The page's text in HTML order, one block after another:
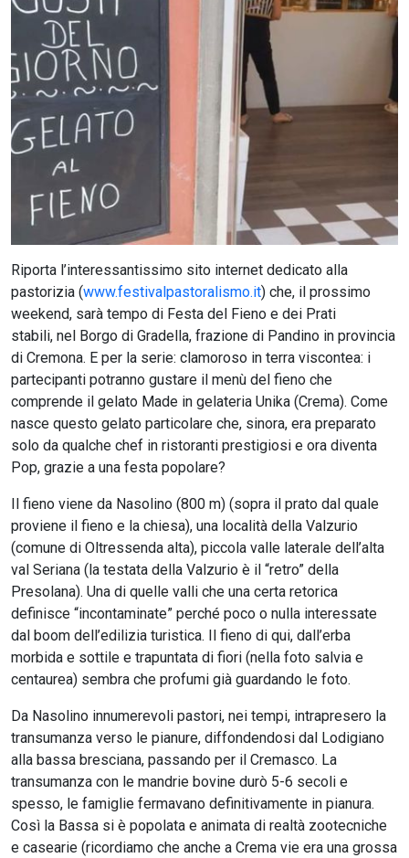
Riporta l’interessantissimo sito internet dedicato alla
pastorizia (www.festivalpastoralismo.it) che, il prossimo
weekend, sarà tempo di Festa del Fieno e dei Prati
stabili, nel Borgo di Gradella, frazione di Pandino in provincia
di Cremona. E per la serie: clamoroso in terra viscontea: i
partecipanti potranno gustare il menù del fieno che
comprende il gelato Made in gelateria Unika (Crema). Come
nasce questo gelato particolare che, sinora, era preparato
solo da qualche chef in ristoranti prestigiosi e ora diventa
Pop, grazie a una festa popolare?
Il fieno viene da Nasolino (800 m) (sopra il prato dal quale
proviene il fieno e la chiesa), una località della Valzurio
(comune di Oltressenda alta), piccola valle laterale dell’alta
val Seriana (la testata della Valzurio è il “retro” della
Presolana). Una di quelle valli che una certa retorica
definisce “incontaminate” perché poco o nulla interessate
dal boom dell’edilizia turistica. Il fieno di qui, dall’erba
morbida e sottile e trapuntata di fiori (nella foto salvia e
centaurea) sembra che profumi già guardando le foto.
Da Nasolino innumerevoli pastori, nei tempi, intrapresero la
transumanza verso le pianure, diffondendosi dal Lodigiano
alla bassa bresciana, passando per il Cremasco. La
transumanza con le mandrie bovine durò 5-6 secoli e
spesso, le famiglie fermavano definitivamente in pianura.
Così la Bassa si è popolata e animata di realtà zootecniche
e casearie (ricordiamo che anche a Crema vie era una grossa